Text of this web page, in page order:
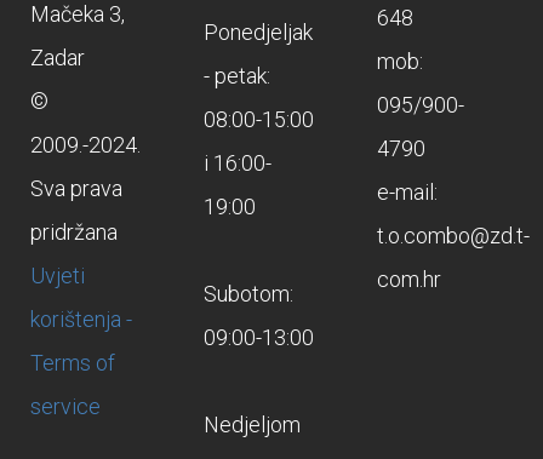
Mačeka 3,
Zadar
©
2009.-2024.
Sva prava
pridržana
Uvjeti
korištenja -
Terms of
service
Ponedjeljak
- petak:
08:00-15:00
i 16:00-
19:00
Subotom:
09:00-13:00
Nedjeljom
648
mob:
095/900-
4790
e-mail:
t.o.combo@zd.t-
com.hr